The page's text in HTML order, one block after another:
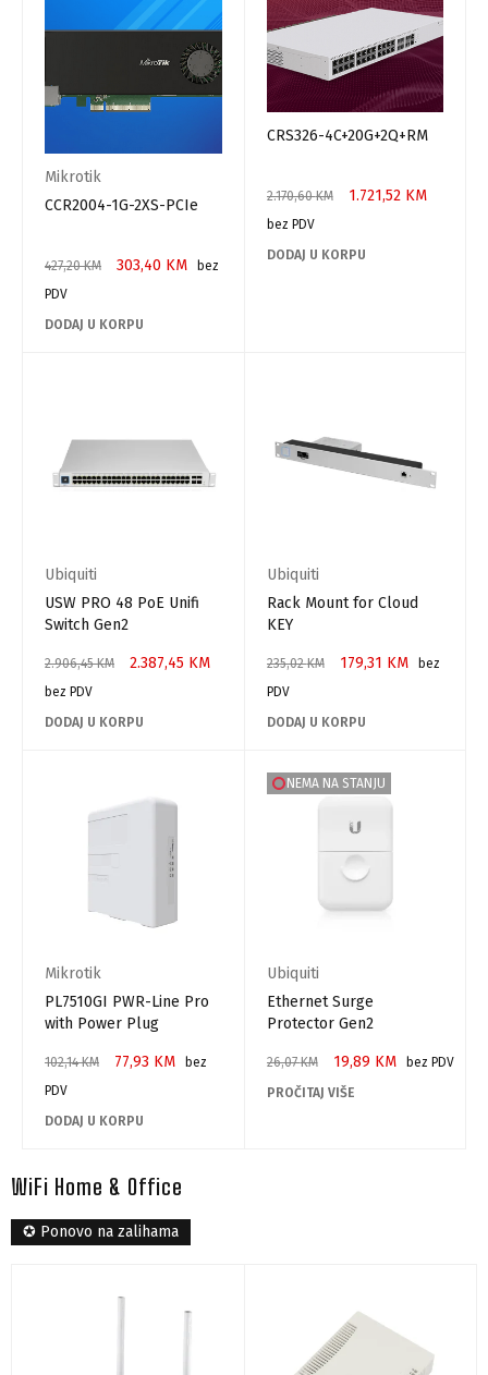
Mikrotik
CCR2004-1G-2XS-PCIe
427,20KM 303,40 KM
bez
PDV
DODAJ U KORPU
CRS326-4C+20G+2Q+RM
2.170,60KM 1.721,52 KM
bez PDV
DODAJ U KORPU
Ubiquiti
USW PRO 48 PoE Unifi
Switch Gen2
2.906,45KM 2.387,45 KM
bez PDV
DODAJ U KORPU
Ubiquiti
Rack Mount for Cloud
KEY
235,02KM 179,31 KM
bez
PDV
DODAJ U KORPU
Mikrotik
PL7510GI PWR-Line Pro
with Power Plug
102,14KM 77,93 KM
bez
PDV
DODAJ U KORPU
NEMA NA STANJU
Ubiquiti
Ethernet Surge
Protector Gen2
26,07KM 19,89 KM
bez PDV
PROČITAJ VIŠE
WiFi Home & Office
✪ Ponovo na zalihama